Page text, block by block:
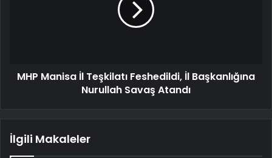
MHP Manisa İl Teşkilatı Feshedildi, İl Başkanlığına
Nurullah Savaş Atandı
İlgili Makaleler